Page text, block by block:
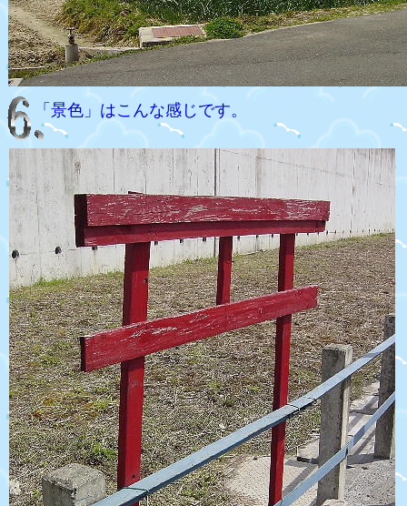
「景色」はこんな感じです。